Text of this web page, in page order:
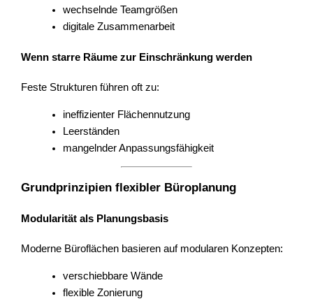
wechselnde Teamgrößen
digitale Zusammenarbeit
Wenn starre Räume zur Einschränkung werden
Feste Strukturen führen oft zu:
ineffizienter Flächennutzung
Leerständen
mangelnder Anpassungsfähigkeit
Grundprinzipien flexibler Büroplanung
Modularität als Planungsbasis
Moderne Büroflächen basieren auf modularen Konzepten:
verschiebbare Wände
flexible Zonierung